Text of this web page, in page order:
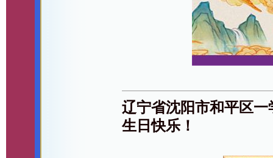
辽宁省沈阳市和平区
生日快乐！